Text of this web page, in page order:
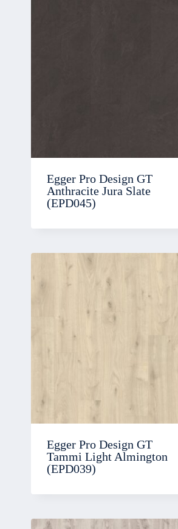
Egger Pro Design GT
Anthracite Jura Slate
(EPD045)
Egger Pro Design GT
Tammi Light Almington
(EPD039)